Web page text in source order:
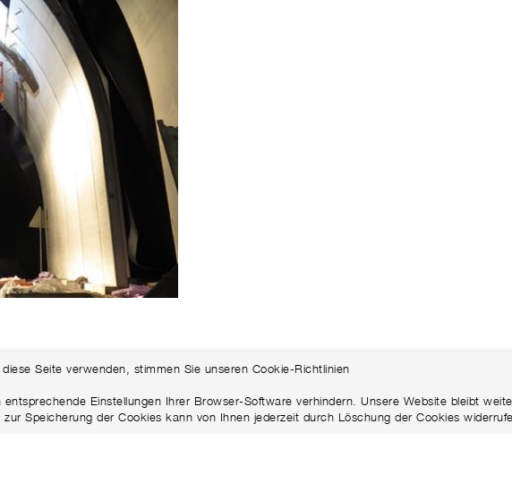
Seite verwenden, stimmen Sie unseren Cookie-Richtlinien
Einstellungen Ihrer Browser-Software verhindern. Unsere Website bleibt
Speicherung der Cookies kann von Ihnen jederzeit durch Löschung der Cookies